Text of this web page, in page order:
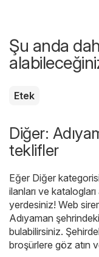
Şu anda
Etek
Diğer:
teklifler
Eğer Diğer
ilanları ve
yerdesiniz! Web
Adıyaman
bulabilirsiniz.
broşürlere göz atın